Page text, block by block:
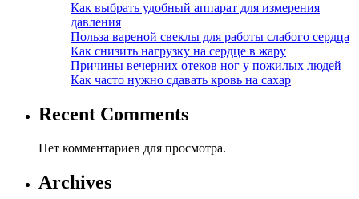
Как выбрать удобный аппарат для измерения
давления
Польза вареной свеклы для работы слабого сердца
Как снизить нагрузку на сердце в жару
Причины вечерних отеков ног у пожилых людей
Как часто нужно сдавать кровь на сахар
Recent Comments
Нет комментариев для просмотра.
Archives